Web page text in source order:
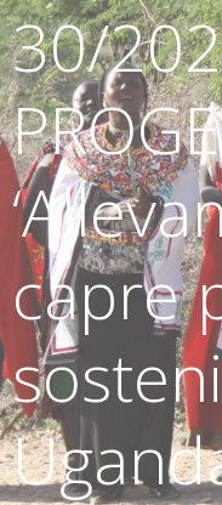
30/
capre